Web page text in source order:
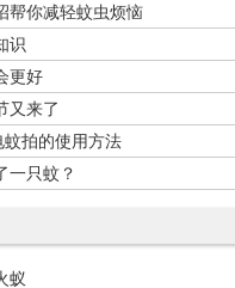
帮你减轻蚊虫烦恼
识
更好
又来了
拍的使用方法
一只蚊？
蚁